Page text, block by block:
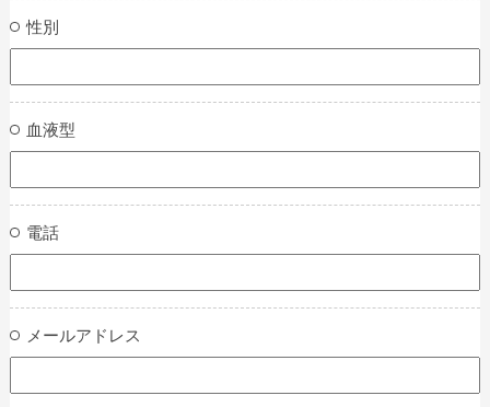
性別
血液型
電話
メールアドレス